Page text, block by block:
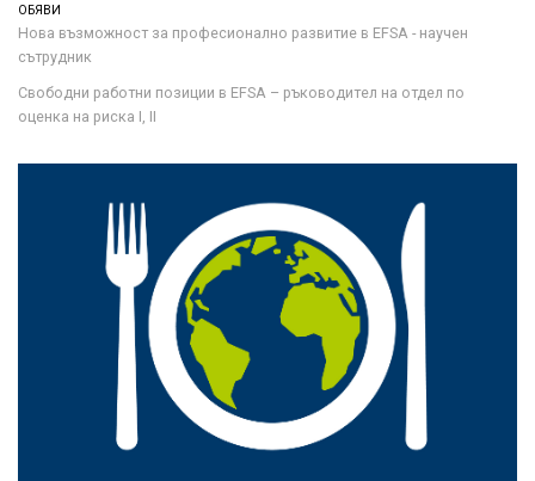
ОБЯВИ
Нова възможност за професионално развитие в EFSA - научен
сътрудник
Свободни работни позиции в EFSA – ръководител на отдел по
оценка на риска I, II